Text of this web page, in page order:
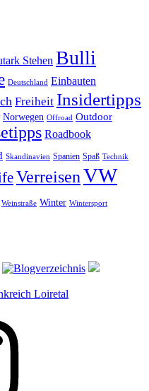
Stehen Bulli
Deutschland Einbauten
Freiheit Insidertipps
Norwegen Offroad Outdoor
Roadbook
Skandinavien Spanien Spaß Technik
VerreisenVW
Weinstraße Winter Wintersport
Loiretal